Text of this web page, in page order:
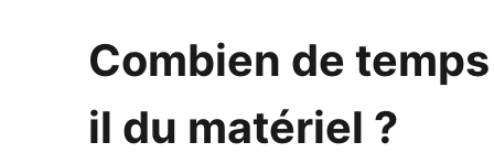
Combien de
il du matériel ?